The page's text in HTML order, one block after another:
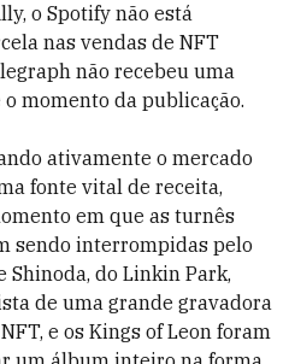
o Spotify não está
nas vendas de NFT
não recebeu uma
momento da publicação.
ativamente o mercado
fonte vital de receita,
em que as turnês
sendo interrompidas pelo
Shinoda, do Linkin Park,
de uma grande gravadora
e os Kings of Leon foram